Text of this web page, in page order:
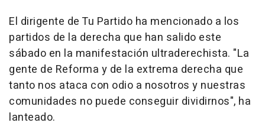
El dirigente de Tu Partido ha mencionado a los
partidos de la derecha que han salido este
sábado en la manifestación ultraderechista. "La
gente de Reforma y de la extrema derecha que
tanto nos ataca con odio a nosotros y nuestras
comunidades no puede conseguir dividirnos", ha
lanteado.